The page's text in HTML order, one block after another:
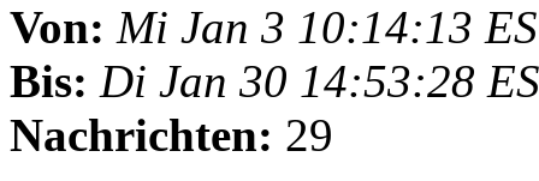
Von: Mi Jan 3 10:14:13
Bis: Di Jan 30 14:53:28
Nachrichten: 29